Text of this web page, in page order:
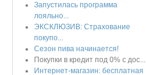
Запустилась программа
лояльно...
ЭКСКЛЮЗИВ: Страхование
покупо...
Сезон пива начинается!
Покупки в кредит под 0% с дос...
Интернет-магазин: бесплатная